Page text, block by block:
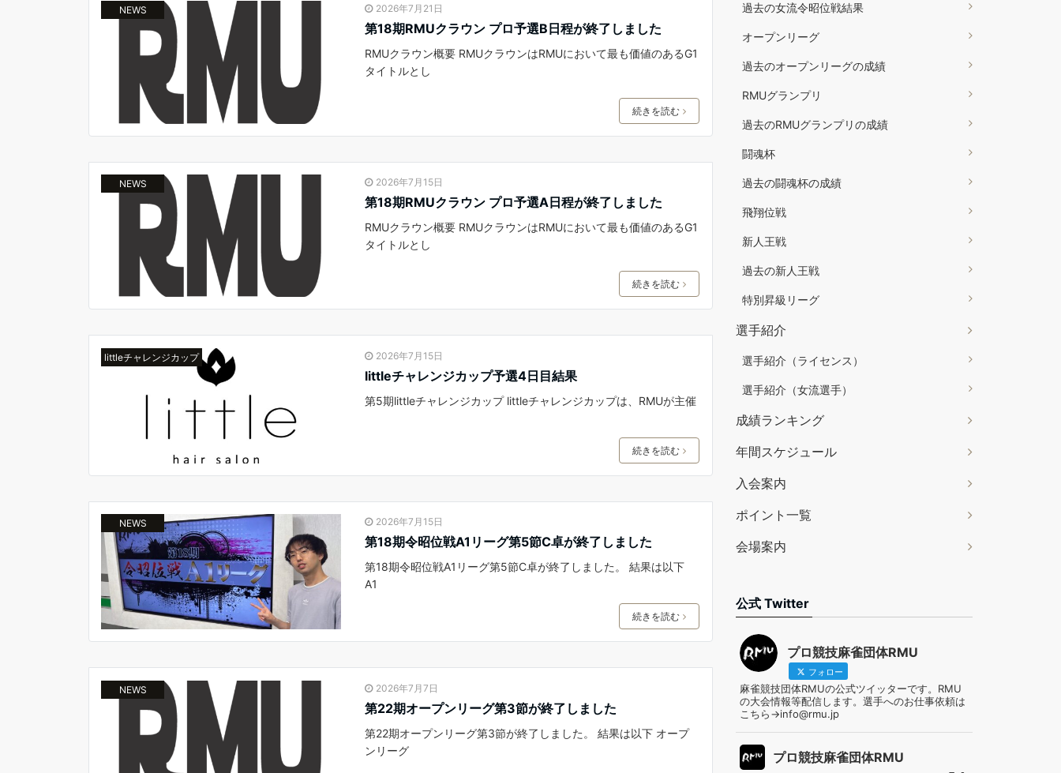
NEWS 2026年7月21日
第18期RMUクラウン プロ予選B日程が終了しました
RMUクラウン概要 RMUクラウンはRMUにおいて最も価値のあるG1
タイトルとし
続きを読む
NEWS 2026年7月15日
第18期RMUクラウン プロ予選A日程が終了しました
RMUクラウン概要 RMUクラウンはRMUにおいて最も価値のあるG1
タイトルとし
続きを読む
littleチャレンジカップ 2026年7月15日
littleチャレンジカップ予選4日目結果
第5期littleチャレンジカップ littleチャレンジカップは、RMUが主催
続きを読む
NEWS 2026年7月15日
第18期令昭位戦A1リーグ第5節C卓が終了しました
第18期令昭位戦A1リーグ第5節C卓が終了しました。 結果は以下
A1
続きを読む
NEWS 2026年7月7日
第22期オープンリーグ第3節が終了しました
第22期オープンリーグ第3節が終了しました。 結果は以下 オープ
ンリーグ
過去の女流令昭位戦結果
オープンリーグ
過去のオープンリーグの成績
RMUグランプリ
過去のRMUグランプリの成績
闘魂杯
過去の闘魂杯の成績
飛翔位戦
新人王戦
過去の新人王戦
特別昇級リーグ
選手紹介
選手紹介（ライセンス）
選手紹介（女流選手）
成績ランキング
年間スケジュール
入会案内
ポイント一覧
会場案内
公式 Twitter
プロ競技麻雀団体RMU
フォロー
麻雀競技団体RMUの公式ツイッターです。RMU
の大会情報等配信します。選手へのお仕事依頼は
こちら→info@rmu.jp
プロ競技麻雀団体RMU